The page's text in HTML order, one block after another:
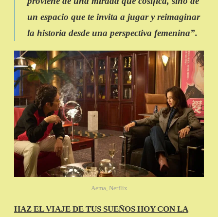
un espacio que te invita a jugar y reimaginar
la historia desde una perspectiva femenina”.
Aema, Netflix
HAZ EL VIAJE DE TUS SUEÑOS HOY CON LA